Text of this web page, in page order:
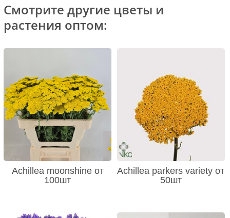
Смотрите другие цветы и
растения оптом:
Achillea moonshine от
100шт
Achillea parkers variety от
50шт